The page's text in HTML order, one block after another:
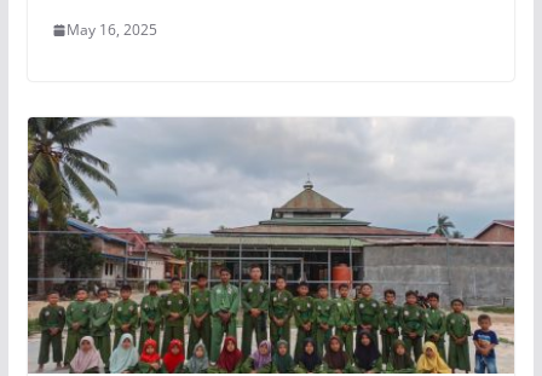
May 16, 2025